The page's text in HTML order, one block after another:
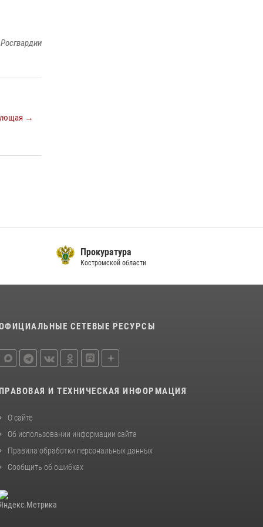
→
Прокуратура
Костромской области
СЕТЕВЫЕ РЕСУРСЫ
ПРАВОВАЯ И ТЕХНИЧЕСКАЯ ИНФОРМАЦИЯ
О сайте
Об использовании информации сайта
Правила обработки персональных данных
Сообщить об ошибках